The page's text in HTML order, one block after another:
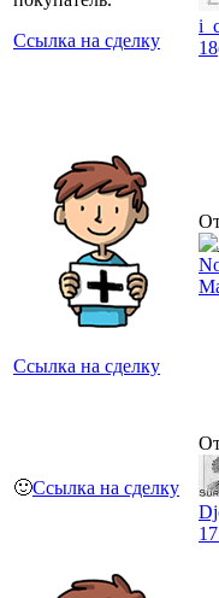
Ссылка на сделку
18
Ссылка на сделку
🙂Ссылка на сделку